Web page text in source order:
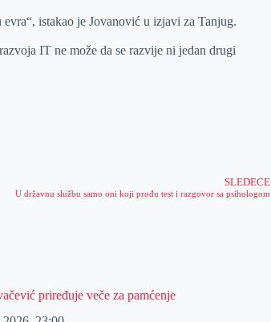
istakao je Jovanović u izjavi za Tanjug.
IT ne može da se razvije ni jedan drugi
SLEDEĆE
U državnu službu samo oni koji prođu test i razgovor sa psihologom
priređuje veče za pamćenje